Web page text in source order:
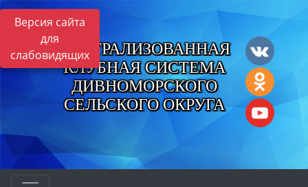
Версия сайта
для
слабовидящихЦЕНТРАЛИЗОВАННАЯ
КЛУБНАЯ СИСТЕМА
ДИВНОМОРСКОГО
СЕЛЬСКОГО ОКРУГА